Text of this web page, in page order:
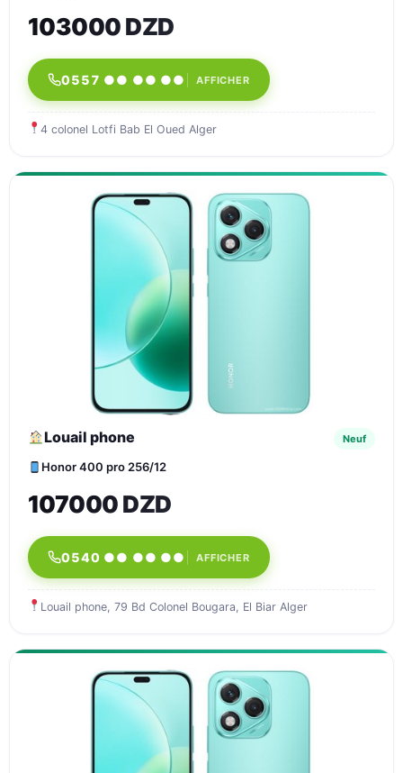
103000 DZD
0557 ●● ●● ●● AFFICHER
4 colonel Lotfi Bab El Oued Alger
Louail phone Neuf
Honor 400 pro 256/12
107000 DZD
0540 ●● ●● ●● AFFICHER
Louail phone, 79 Bd Colonel Bougara, El Biar Alger